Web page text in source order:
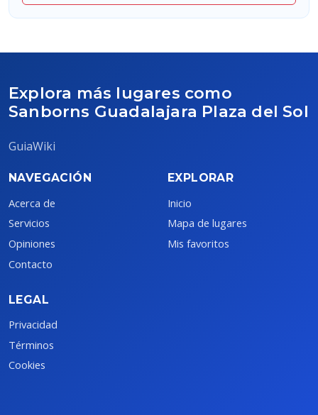
Explora más lugares como
Sanborns Guadalajara Plaza del Sol
GuiaWiki
NAVEGACIÓN
Acerca de
Servicios
Opiniones
Contacto
EXPLORAR
Inicio
Mapa de lugares
Mis favoritos
LEGAL
Privacidad
Términos
Cookies